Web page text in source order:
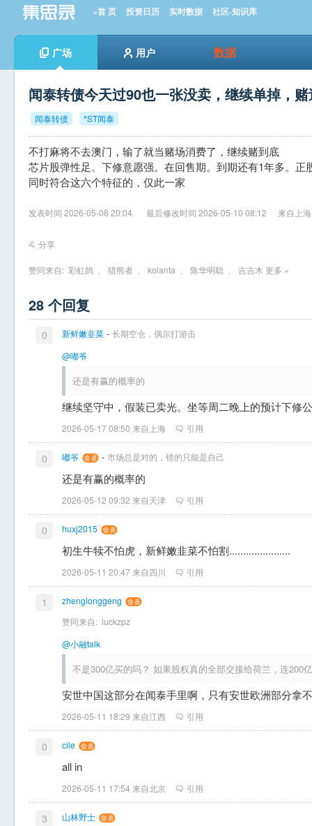
»首 页 投资日历 实时数据 社区-知识库
广场 用户 数据
闻泰转债今天过90也一张没卖，继续单掉，
闻泰转债 *ST闻泰
不打麻将不去澳门，输了就当赌场消费了，继续赌到底
芯片股弹性足。下修意愿强。在回售期。到期还有1年多。正
同时符合这六个特征的，仅此一家
发表时间 2026-05-08 20:04 最后修改时间 2026-05-10 08:12 来自上海
分享
赞同来自: 彩虹鸽 猎熊者 kolanta 陈华明聪 吉吉木 更多 »
28 个回复
0 新鲜嫩韭菜 - 长期空仓，偶尔打游击
@嘟爷
还是有赢的概率的
继续坚守中，假装已卖光。坐等周二晚上的预计下修
2026-05-17 08:50 来自上海 引用
0 嘟爷 - 市场总是对的，错的只能是自己
还是有赢的概率的
2026-05-12 09:32 来自天津 引用
0 huxj2015
初生牛犊不怕虎，新鲜嫩韭菜不怕割......................
2026-05-11 20:47 来自四川 引用
1
zhenglonggeng
赞同来自: luckzpz
@小融talk
不是300亿买的吗？ 如果股权真的全部交接给荷兰，连200
安世中国这部分在闻泰手里啊，只有安世欧洲部分拿
2026-05-11 18:29 来自江西 引用
0 cile
all in
2026-05-11 17:54 来自北京 引用
3
山林野士